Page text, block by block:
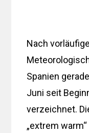
Nach
Spanien
Juni seit
verzeichnet.
„extrem